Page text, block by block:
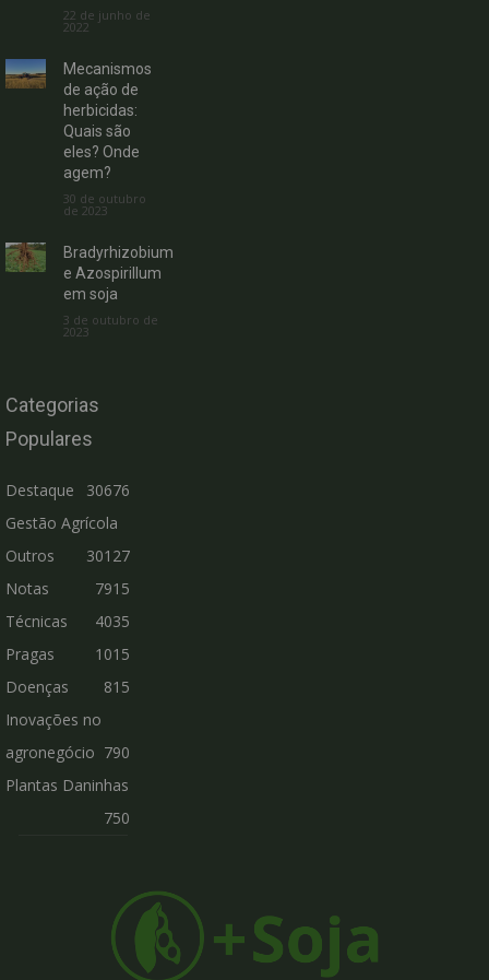
22 de junho de
2022
Mecanismos
de ação de
herbicidas:
Quais são
eles? Onde
agem?
30 de outubro
de 2023
Bradyrhizobium
e Azospirillum
em soja
3 de outubro de
2023
Categorias
Populares
Destaque
30676
Gestão Agrícola
30127
Outros
7915
Notas
Técnicas
4035
Pragas
1015
Doenças
815
Inovações no
agronegócio 790
Plantas Daninhas
750